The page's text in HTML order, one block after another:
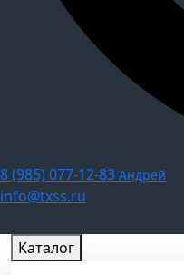
8 (985) 077-12-83 Андрей
info@txss.ru
Каталог